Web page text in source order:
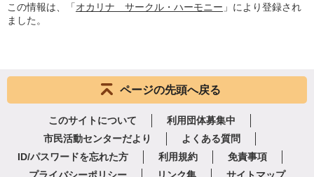
この情報は、「オカリナ サークル・ハーモニー 」により登録され
ました。
ページの先頭へ戻る
このサイトについて
利用団体募集中
市民活動センターだより
よくある質問
ID/パスワードを忘れた方
利用規約
免責事項
プライバシーポリシー
リンク集 サイトマップ